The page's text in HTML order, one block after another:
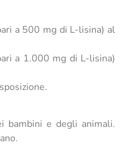
a 500 mg di L-lisina) al
a 1.000 mg di L-lisina)
bambini e degli animali.